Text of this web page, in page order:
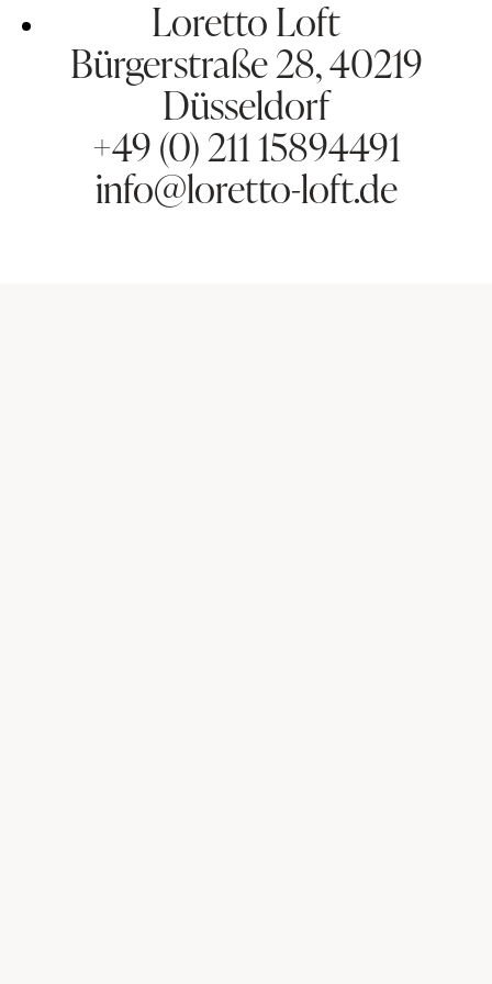
Loretto Loft
Bürgerstraße 28, 40219
Düsseldorf
+49 (0) 211 15894491
info@loretto-loft.de